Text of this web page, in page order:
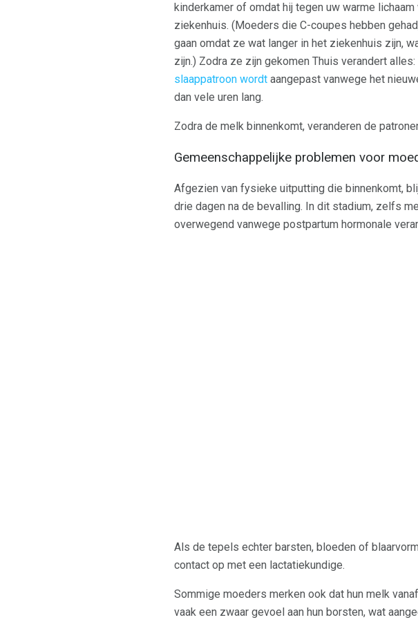
kinderkamer of omdat hij tegen uw warme
ziekenhuis. (Moeders die C-coupes hebben
gaan omdat ze wat langer in het ziekenhuis zijn,
zijn.) Zodra ze zijn gekomen Thuis verandert
slaappatroon wordt aangepast vanwege het
dan vele uren lang.
Zodra de melk binnenkomt, veranderen de
Gemeenschappelijke problemen voor
Afgezien van fysieke uitputting die binnenkomt,
drie dagen na de bevalling. In dit stadium, zelfs
overwegend vanwege postpartum hormonale
Als de tepels echter barsten, bloeden of
contact op met een lactatiekundige.
Sommige moeders merken ook dat hun melk
vaak een zwaar gevoel aan hun borsten, wat